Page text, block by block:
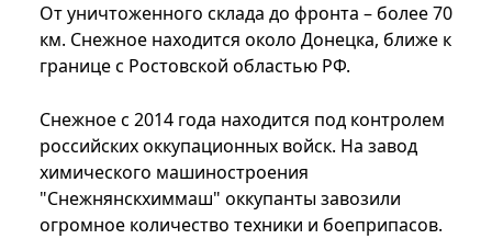
От уничтоженного склада до фронта – более 70
км. Снежное находится около Донецка, ближе к
границе с Ростовской областью РФ.
Снежное с 2014 года находится под контролем
российских оккупационных войск. На завод
химического машиностроения
"Снежнянскхиммаш" оккупанты завозили
огромное количество техники и боеприпасов.